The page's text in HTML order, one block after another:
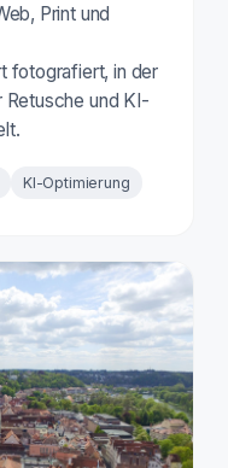
Print und
fotografiert, in der
Retusche und KI-
KI-Optimierung